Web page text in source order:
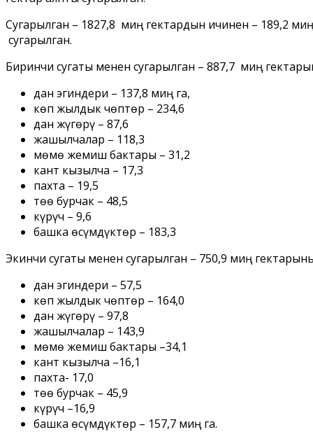
Сугарылган – 1827,8 миң гектардын ичинен – 189,2
сугарылган.
Биринчи сугаты менен сугарылган – 887,7 миң
дан эгиндери – 137,8 миң га,
көп жылдык чөптөр – 234,6
дан жүгөрү – 87,6
жашылчалар – 118,3
мөмө жемиш бактары – 31,2
кант кызылча – 17,3
пахта – 19,5
төө бурчак – 48,5
күрүч – 9,6
башка өсүмдүктөр – 183,3
Экинчи сугаты менен сугарылган – 750,9 миң
дан эгиндери – 57,5
көп жылдык чөптөр – 164,0
дан жүгөрү – 97,8
жашылчалар – 143,9
мөмө жемиш бактары –34,1
кант кызылча –16,1
пахта- 17,0
төө бурчак – 45,9
күрүч –16,9
башка өсүмдүктөр – 157,7 миң га.